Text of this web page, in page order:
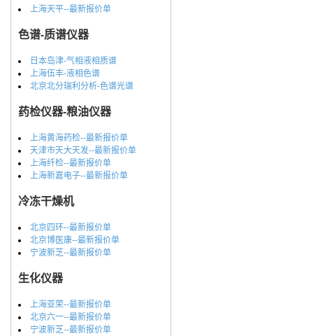
上海天平--最新报价单
色谱-质谱仪器
日本岛津-气相液相质谱
上海伍丰-液相色谱
北京北分瑞利分析-色谱光谱
药检仪器-粮油仪器
上海黄海药检--最新报价单
天津市天大天发--最新报价单
上海纤检--最新报价单
上海新嘉电子--最新报价单
冷冻干燥机
北京四环--最新报价单
北京博医康--最新报价单
宁波新芝--最新报价单
生化仪器
上海亚荣--最新报价单
北京六一--最新报价单
宁波新芝--最新报价单